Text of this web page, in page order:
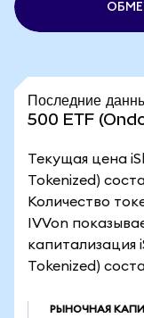
Последние
500 ETF
Текущая цена
Tokenized)
Количество
IVVon
капитализация
Tokenized)
РЫНОЧНАЯ